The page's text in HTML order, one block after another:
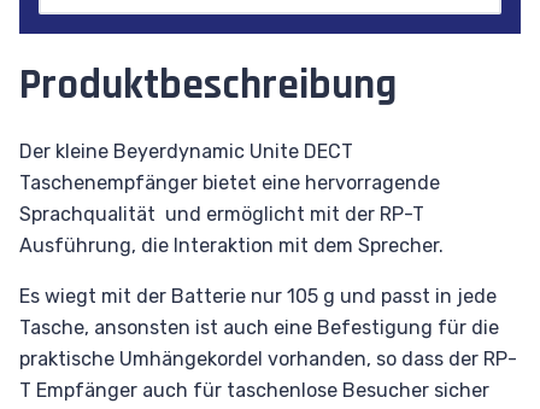
Produktbeschreibung
Der kleine Beyerdynamic Unite DECT
Taschenempfänger bietet eine hervorragende
Sprachqualität und ermöglicht mit der RP-T
Ausführung, die Interaktion mit dem Sprecher.
Es wiegt mit der Batterie nur 105 g und passt in jede
Tasche, ansonsten ist auch eine Befestigung für die
praktische Umhängekordel vorhanden, so dass der RP-
T Empfänger auch für taschenlose Besucher sicher